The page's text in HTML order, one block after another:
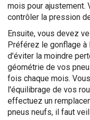
mois pour ajustement.
contrôler la pression
Ensuite, vous devez
Préférez le gonflage à
d'éviter la moindre
géométrie de vos
fois chaque mois.
l'équilibrage de vos
effectuez un
pneus neufs, il faut